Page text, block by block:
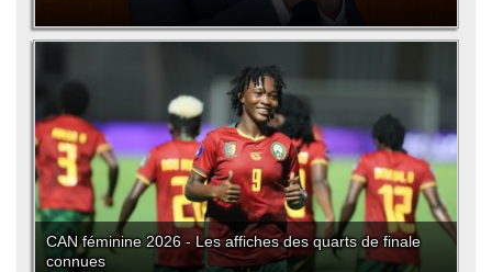
CAN féminine 2026 - Les affiches des quarts de finale
connues